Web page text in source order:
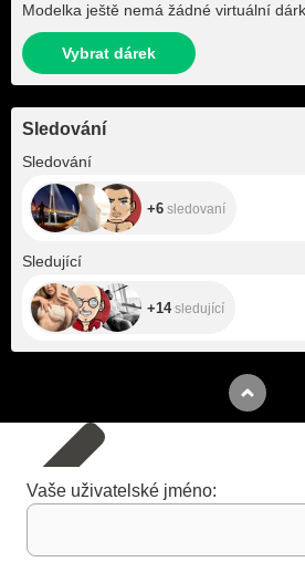
Modelka ještě nemá žádné virtuální
Vybrat dárek
Sledování
Sledování
+6 sledovaní
Sledující
+14sledující
Vaše uživatelské jméno: